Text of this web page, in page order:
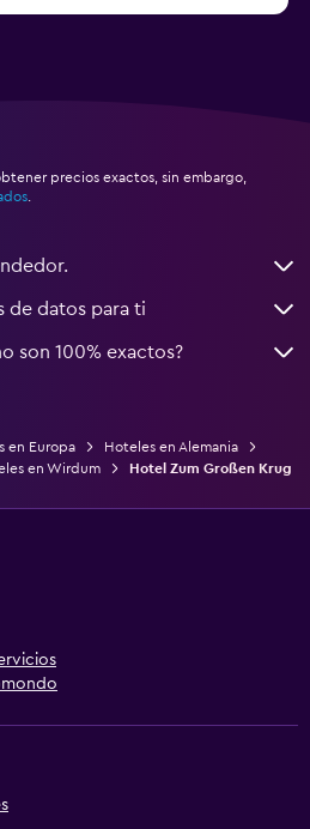
precios exactos, sin embargo,
de datos para ti
son 100% exactos?
en Europa
Hoteles en Alemania
en Wirdum Hotel Zum Großen Krug